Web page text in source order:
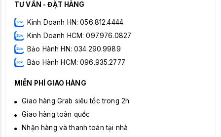
TƯ VẤN - ĐẶT HÀNG
Kinh Doanh HN: 056.812.4444
Kinh Doanh HCM: 097.976.0827
Bảo Hành HN: 034.290.9989
Bảo Hành HCM: 096.935.2777
MIỄN PHÍ GIAO HÀNG
Giao hàng Grab siêu tốc trong 2h
Giao hàng toàn quốc
Nhận hàng và thanh toán tại nhà